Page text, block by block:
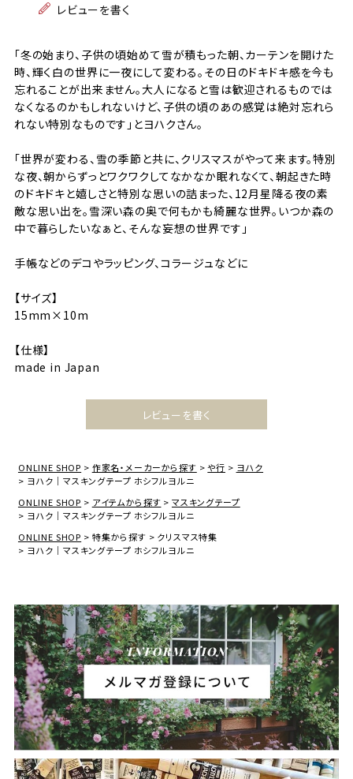
レビューを書く
「冬の始まり、子供の頃始めて雪が積もった朝、カーテンを開けた
時、輝く白の世界に一夜にして変わる。その日のドキドキ感を今も
忘れることが出来ません。大人になると雪は歓迎されるものでは
なくなるのかもしれないけど、子供の頃のあの感覚は絶対忘れら
れない特別なものです」とヨハクさん。
「世界が変わる、雪の季節と共に、クリスマスがやって来ます。特別
な夜、朝からずっとワクワクしてなかなか眠れなくて、朝起きた時
のドキドキと嬉しさと特別な思いの詰まった、12月星降る夜の素
敵な思い出を。雪深い森の奥で何もかも綺麗な世界。いつか森の
中で暮らしたいなぁと、そんな妄想の世界です」
手帳などのデコやラッピング、コラージュなどに
【サイズ】
15mm×10m
【仕様】
made in Japan
レビューを書く
ONLINE SHOP 作家名・メーカーから探す や行
ヨハク
ヨハク｜マスキングテープ ホシフルヨルニ
ONLINE SHOP
アイテムから探す
マスキングテープ
ヨハク｜マスキングテープ ホシフルヨルニ
ONLINE SHOP
特集から探す
クリスマス特集
ヨハク｜マスキングテープ ホシフルヨルニ